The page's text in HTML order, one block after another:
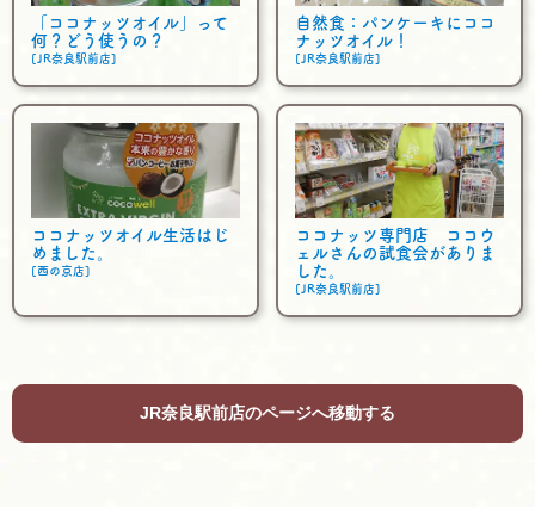
「ココナッツオイル」って
何？どう使うの？
[JR奈良駅前店]
自然食：パンケーキにココ
ナッツオイル！
[JR奈良駅前店]
ココナッツオイル生活はじ
めました。
[西の京店]
ココナッツ専門店 ココウ
ェルさんの試食会がありま
した。
[JR奈良駅前店]
JR奈良駅前店のページへ移動する